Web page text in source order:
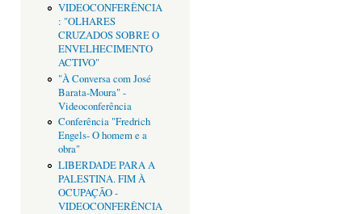
VIDEOCONFERÊNCIA
: "OLHARES
CRUZADOS SOBRE O
ENVELHECIMENTO
ACTIVO"
"À Conversa com José
Barata-Moura" -
Videoconferência
Conferência "Fredrich
Engels- O homem e a
obra"
LIBERDADE PARA A
PALESTINA. FIM À
OCUPAÇÃO -
VIDEOCONFERÊNCIA